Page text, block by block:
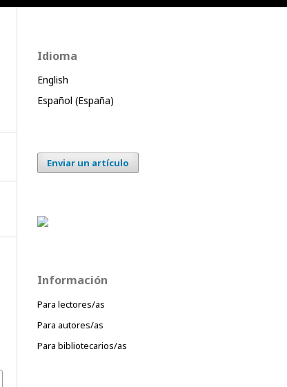
Idioma
English
Español (España)
Enviar un artículo
Información
Para lectores/as
Para autores/as
Para bibliotecarios/as